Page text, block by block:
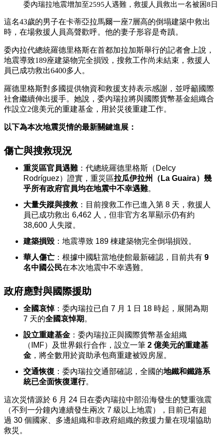
委內瑞拉地震增加至2595人遇難，救援人員救出一名被困8
這名43歲的男子在卡蒂亞拉馬爾一座7層高的倒塌建築中救出
時，在場救援人員高聲歡呼。他的妻子形容是奇蹟。
委內拉代總統羅德里格斯在首都加拉加斯舉行的記者會上說，
地震導致189座建築物完全損毀，搜救工作尚未結束，救援人
員已成功救出6400多人。
羅德里格斯對多國提供物資和救援支持表示感謝，並呼籲國際
社會繼續伸出援手。她說，委內瑞拉將與國際貨幣基金組織合
作設立2億美元的重建基金，用於災後重建工作。
以下為本次地震災情的最新關鍵進展：
傷亡與搜救現況
重災區官員遇難：代總統羅德里格斯（Delcy
Rodríguez）證實，重災區拉瓜伊拉州（La Guaira）幾
乎所有政府官員均在地震中不幸遇難。
大量失蹤與搜救 ：目前搜救工作已進入第 8 天，救援人
員已成功救出 6,462 人，但非官方名單顯示仍有約
38,600 人失蹤。
建築損毀 ：地震導致 189 棟建築物完全倒塌損毀。
華人傷亡 ：根據中國駐當地使館最新確認，目前共有 9
名中國公民在本次地震中不幸遇難。
政府應對與國際援助
全國哀悼：委內瑞拉已自 7 月 1 日 18 時起，展開為期
7 天的全國哀悼期 。
設立重建基金 ：委內瑞拉正與國際貨幣基金組織
（IMF）
及世界銀行合作，設立一筆 2 億美元的重建基
金 ，將全數用於資助承包商重建被毀房屋。
交通恢復 ：委內瑞拉交通部確認，全國的地鐵和鐵路系
統已全面恢復運行。
這次災情源於 6 月 24 日在委內瑞拉中部沿海發生的雙重強震
（不到一分鐘內連續發生兩次 7 級以上地震），目前已有超
過 30 個國家、多邊組織和非政府組織的救援力量在現場協助
救災。